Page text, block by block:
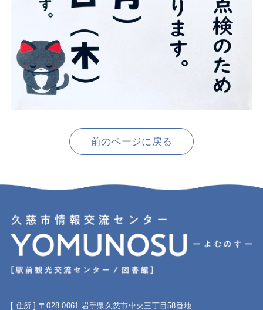
前のページに戻る
[ 住所 ] 〒028-0061 岩手県久慈市中央三丁目58番地